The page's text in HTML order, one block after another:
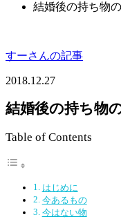
結婚後の持ち物
すーさんの記事
2018.12.27
結婚後の持ち物
Table of Contents
はじめに
今あるもの
今はない物